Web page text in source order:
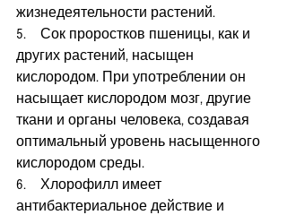
жизнедеятельности растений.
5.    Сок проростков пшеницы, как и
других растений, насыщен
кислородом. При употреблении он
насыщает кислородом мозг, другие
ткани и органы человека, создавая
оптимальный уровень насыщенного
кислородом среды.
6.    Хлорофилл имеет
антибактериальное действие и